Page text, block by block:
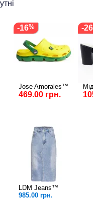
-16
Jose Amorales™
469.00 грн.
-26
LDM Jeans™
985.00 грн.